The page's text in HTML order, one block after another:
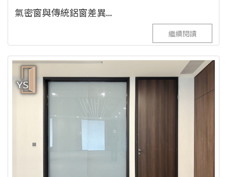
氣密窗與傳統鋁窗差異...
繼續閱讀